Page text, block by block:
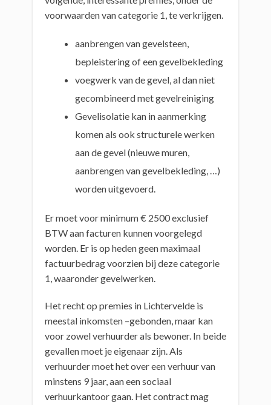
voorwaarden van categorie 1, te verkrijgen.
aanbrengen van gevelsteen,
bepleistering of een gevelbekleding
voegwerk van de gevel, al dan niet
gecombineerd met gevelreiniging
Gevelisolatie kan in aanmerking
komen als ook structurele werken
aan de gevel (nieuwe muren,
aanbrengen van gevelbekleding, …)
worden uitgevoerd.
Er moet voor minimum € 2500 exclusief
BTW aan facturen kunnen voorgelegd
worden. Er is op heden geen maximaal
factuurbedrag voorzien bij deze categorie
1, waaronder gevelwerken.
Het recht op premies in Lichtervelde is
meestal inkomsten –gebonden, maar kan
voor zowel verhuurder als bewoner. In beide
gevallen moet je eigenaar zijn. Als
verhuurder moet het over een verhuur van
minstens 9 jaar, aan een sociaal
verhuurkantoor gaan. Het contract mag